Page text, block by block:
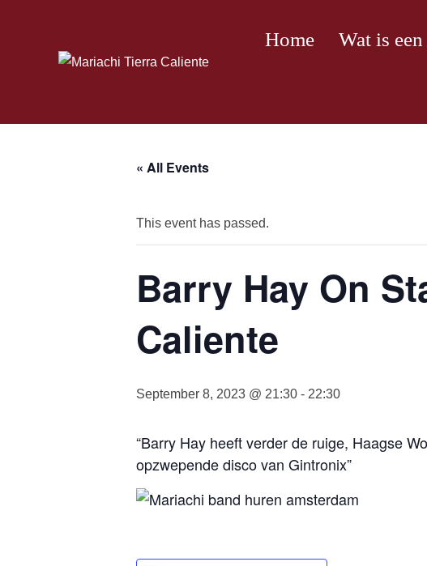
Home Wat is
« All Events
This event has passed.
Barry Hay On
Caliente
September 8, 2023 @ 21:30 - 22:30
“Barry Hay heeft verder de ruige, Haagse
opzwepende disco van Gintronix”